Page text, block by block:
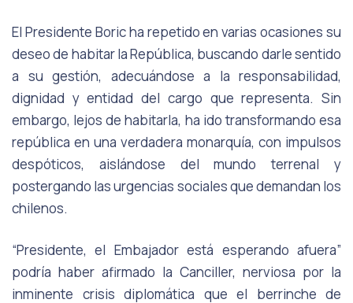
El Presidente Boric ha repetido en varias ocasiones su
deseo de habitar la República, buscando darle sentido
a su gestión, adecuándose a la responsabilidad,
dignidad y entidad del cargo que representa. Sin
embargo, lejos de habitarla, ha ido transformando esa
república en una verdadera monarquía, con impulsos
despóticos, aislándose del mundo terrenal y
postergando las urgencias sociales que demandan los
chilenos.
“Presidente, el Embajador está esperando afuera”
podría haber afirmado la Canciller, nerviosa por la
inminente crisis diplomática que el berrinche de